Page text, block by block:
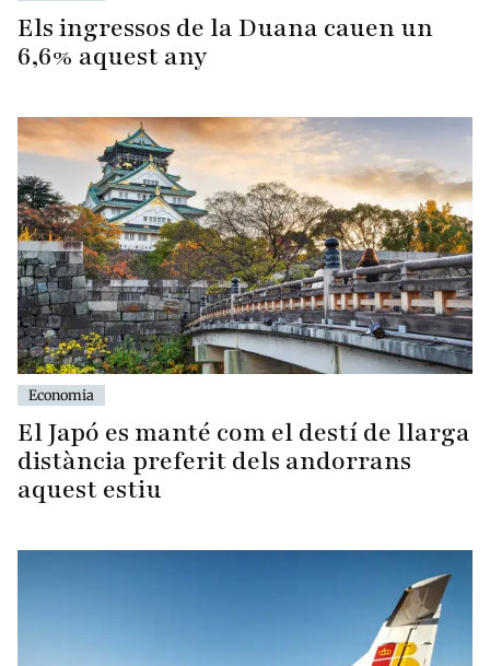
Els ingressos de la Duana cauen un
6,6% aquest any
Economia
El Japó es manté com el destí de llarga
distància preferit dels andorrans
aquest estiu